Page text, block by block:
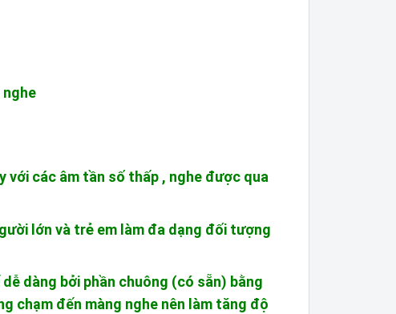
với các âm tần số thấp , nghe được qua
lớn và trẻ em làm đa dạng đối tượng
dàng bởi phần chuông (có sẵn) bằng
chạm đến màng nghe nên làm tăng độ